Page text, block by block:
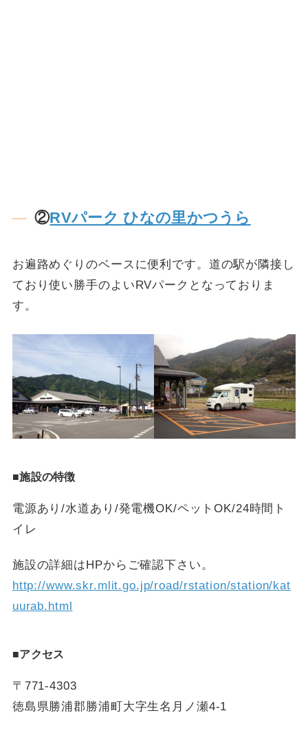
②RVパーク ひなの里かつうら
お遍路めぐりのベースに便利です。道の駅が隣接し
ており使い勝手のよいRVパークとなっておりま
す。
■施設の特徴
電源あり/水道あり/発電機OK/ペットOK/24時間ト
イレ
施設の詳細はHPからご確認下さい。
http://www.skr.mlit.go.jp/road/rstation/station/kat
uurab.html
■アクセス
〒771-4303
徳島県勝浦郡勝浦町大字生名月ノ瀬4-1